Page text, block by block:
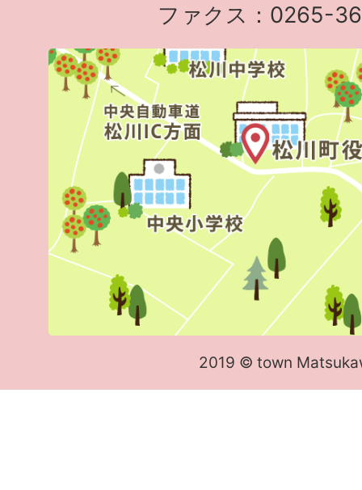
ファクス：0265-
2019 © town